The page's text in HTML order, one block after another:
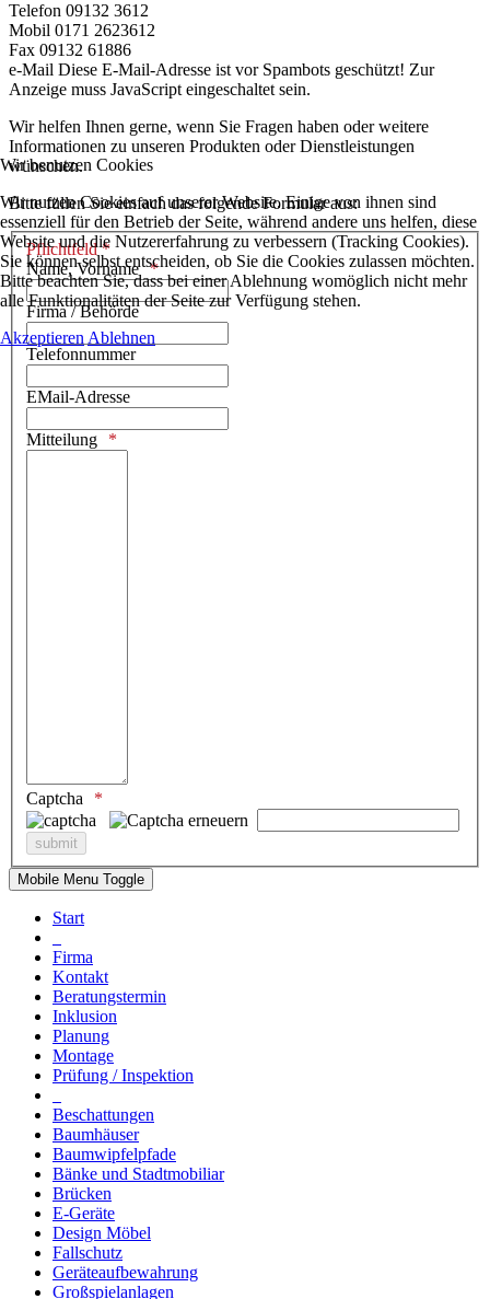
Telefon 09132 3612
Mobil 0171 2623612
Fax 09132 61886
e-Mail Diese E-Mail-Adresse ist vor Spambots geschützt! Zur
Anzeige muss JavaScript eingeschaltet sein.
Wir helfen Ihnen gerne, wenn Sie Fragen haben oder weitere
Informationen zu unseren Produkten oder Dienstleistungen
wünschen.
Bitte füllen Sie einfach das folgende Formular aus:
Pflichtfeld *
Name, Vorname
Firma / Behörde
Telefonnummer
EMail-Adresse
Mitteilung
Captcha
Mobile Menu Toggle
Start
Firma
Kontakt
Beratungstermin
Inklusion
Planung
Montage
Prüfung / Inspektion
Beschattungen
Baumhäuser
Baumwipfelpfade
Bänke und Stadtmobiliar
Brücken
E-Geräte
Design Möbel
Fallschutz
Geräteaufbewahrung
Großspielanlagen
Wir benutzen Cookies
Wir nutzen Cookies auf unserer Website. Einige von ihnen sind
essenziell für den Betrieb der Seite, während andere uns helfen, diese
Website und die Nutzererfahrung zu verbessern (Tracking Cookies).
Sie können selbst entscheiden, ob Sie die Cookies zulassen möchten.
Bitte beachten Sie, dass bei einer Ablehnung womöglich nicht mehr
alle Funktionalitäten der Seite zur Verfügung stehen.
Akzeptieren Ablehnen